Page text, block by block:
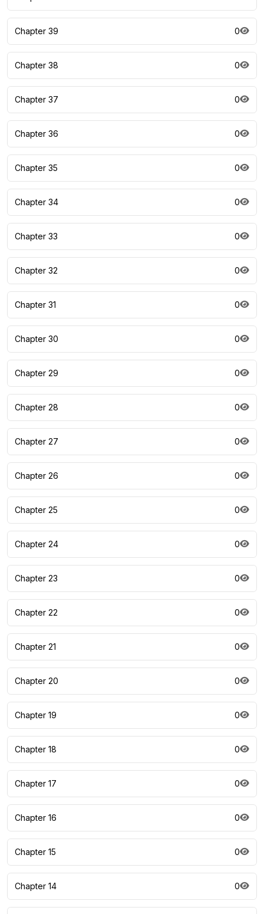
Chapter 39 0
Chapter 38 0
Chapter 37 0
Chapter 36 0
Chapter 35 0
Chapter 34 0
Chapter 33 0
Chapter 32 0
Chapter 31 0
Chapter 30 0
Chapter 29 0
Chapter 28 0
Chapter 27 0
Chapter 26 0
Chapter 25 0
Chapter 24 0
Chapter 23 0
Chapter 22 0
Chapter 21 0
Chapter 20 0
Chapter 19 0
Chapter 18 0
Chapter 17 0
Chapter 16 0
Chapter 15 0
Chapter 14 0